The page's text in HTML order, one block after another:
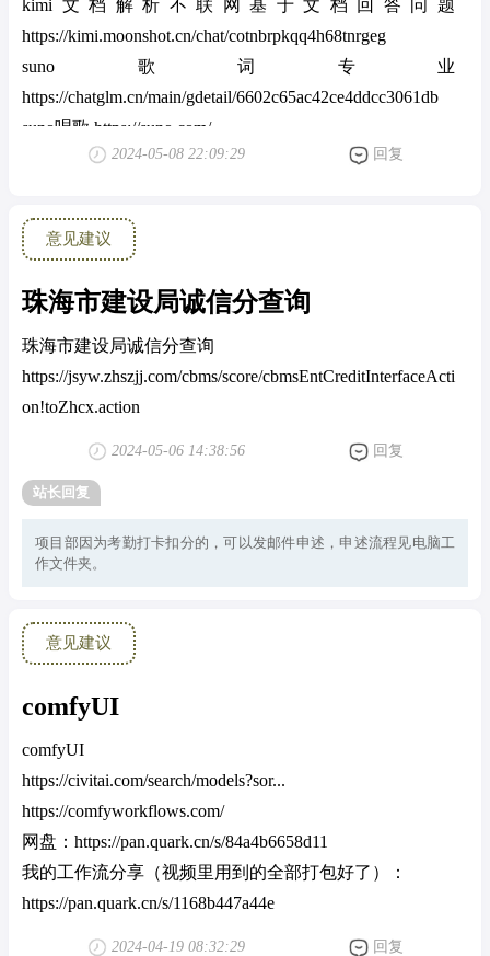
kimi文档解析不联网基于文档回答问题
https://kimi.moonshot.cn/chat/cotnbrpkqq4h68tnrgeg
suno歌词专业
https://chatglm.cn/main/gdetail/6602c65ac42ce4ddcc3061db
suno唱歌 https://suno.com/
讯飞智文生成PPT和word https://zhiwen.xfyun.cn
2024-05-08 22:09:29 回复
意见建议
珠海市建设局诚信分查询
珠海市建设局诚信分查询
https://jsyw.zhszjj.com/cbms/score/cbmsEntCreditInterfaceActi
on!toZhcx.action
2024-05-06 14:38:56 回复
站长回复
项目部因为考勤打卡扣分的，可以发邮件申述，申述流程见电脑工
作文件夹。
意见建议
comfyUI
comfyUI
https://civitai.com/search/models?sor...
https://comfyworkflows.com/
网盘：https://pan.quark.cn/s/84a4b6658d11
我的工作流分享（视频里用到的全部打包好了）：
https://pan.quark.cn/s/1168b447a44e
2024-04-19 08:32:29 回复